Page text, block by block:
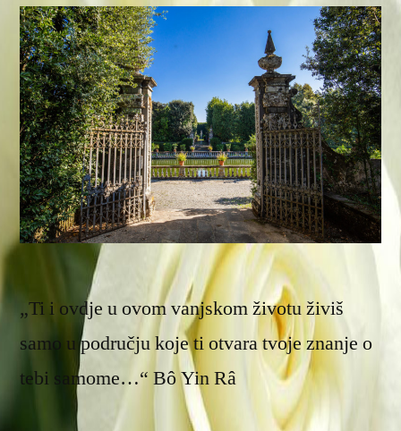
„Ti i ovdje u ovom vanjskom životu živiš
samo u području koje ti otvara tvoje znanje o
tebi samome…“ Bô Yin Râ